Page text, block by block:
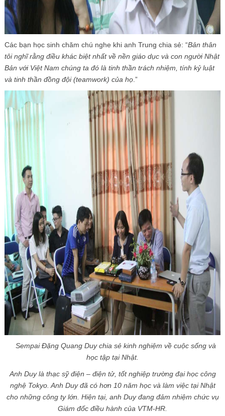
Các bạn học sinh chăm chú nghe khi anh Trung chia sẻ: “Bản thân
tôi nghĩ rằng điều khác biệt nhất về nền giáo dục và con người Nhật
Bản với Việt Nam chúng ta đó là tinh thần trách nhiệm, tính kỷ luật
và tinh thần đồng đội (teamwork) của họ.”
Sempai Đặng Quang Duy chia sẻ kinh nghiệm về cuộc sống và
học tập tại Nhật.
Anh Duy là thạc sỹ điện – điện tử, tốt nghiệp trường đại học công
nghệ Tokyo. Anh Duy đã có hơn 10 năm học và làm việc tại Nhật
cho những công ty lớn. Hiện tại, anh Duy đang đảm nhiệm chức vụ
Giám đốc điều hành của VTM-HR.